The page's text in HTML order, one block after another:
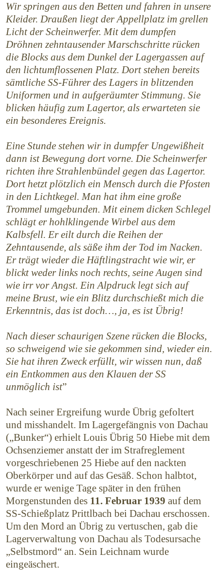
Wir springen aus den Betten und fahren in unsere
Kleider. Draußen liegt der Appellplatz im grellen
Licht der Scheinwerfer. Mit dem dumpfen
Dröhnen zehntausender Marschschritte rücken
die Blocks aus dem Dunkel der Lagergassen auf
den lichtumflossenen Platz. Dort stehen bereits
sämtliche SS-Führer des Lagers in blitzenden
Uniformen und in aufgeräumter Stimmung. Sie
blicken häufig zum Lagertor, als erwarteten sie
ein besonderes Ereignis.
Eine Stunde stehen wir in dumpfer Ungewißheit
dann ist Bewegung dort vorne. Die Scheinwerfer
richten ihre Strahlenbündel gegen das Lagertor.
Dort hetzt plötzlich ein Mensch durch die Pfosten
in den Lichtkegel. Man hat ihm eine große
Trommel umgebunden. Mit einem dicken Schlegel
schlägt er hohlklingende Wirbel aus dem
Kalbsfell. Er eilt durch die Reihen der
Zehntausende, als säße ihm der Tod im Nacken.
Er trägt wieder die Häftlingstracht wie wir, er
blickt weder links noch rechts, seine Augen sind
wie irr vor Angst. Ein Alpdruck legt sich auf
meine Brust, wie ein Blitz durchschießt mich die
Erkenntnis, das ist doch…, ja, es ist Übrig!
Nach dieser schaurigen Szene rücken die Blocks,
so schweigend wie sie gekommen sind, wieder ein.
Sie hat ihren Zweck erfüllt, wir wissen nun, daß
ein Entkommen aus den Klauen der SS
unmöglich ist”
Nach seiner Ergreifung wurde Übrig gefoltert
und misshandelt. Im Lagergefängnis von Dachau
(„Bunker“) erhielt Louis Übrig 50 Hiebe mit dem
Ochsenziemer anstatt der im Strafreglement
vorgeschriebenen 25 Hiebe auf den nackten
Oberkörper und auf das Gesäß. Schon halbtot,
wurde er wenige Tage später in den frühen
Morgenstunden des 11. Februar 1939 auf dem
SS-Schießplatz Prittlbach bei Dachau erschossen.
Um den Mord an Übrig zu vertuschen, gab die
Lagerverwaltung von Dachau als Todesursache
„Selbstmord“ an. Sein Leichnam wurde
eingeäschert.